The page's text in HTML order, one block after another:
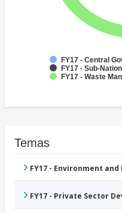
FY17 - Central
FY17 - Sub-
FY17 - Waste
Temas
FY17 - Environment
FY17 - Private Sector